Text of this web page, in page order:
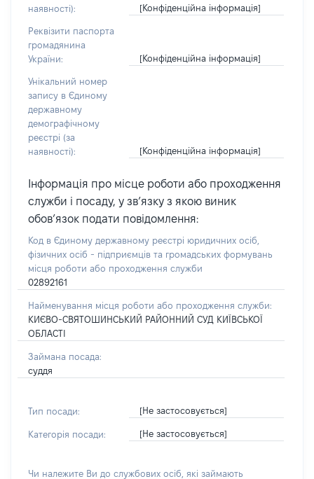
наявності):
[Конфіденційна інформація]
Реквізити паспорта
громадянина
України:
[Конфіденційна інформація]
Унікальний номер
запису в Єдиному
державному
демографічному
реєстрі (за
наявності):
[Конфіденційна інформація]
Інформація про місце роботи або проходження
служби і посаду, у зв’язку з якою виник
обов’язок подати повідомлення:
Код в Єдиному державному реєстрі юридичних осіб,
фізичних осіб - підприємців та громадських формувань
місця роботи або проходження служби
02892161
Найменування місця роботи або проходження служби:
КИЄВО-СВЯТОШИНСЬКИЙ РАЙОННИЙ СУД КИЇВСЬКОЇ
ОБЛАСТІ
Займана посада:
суддя
Тип посади: [Не застосовується]
Категорія посади: [Не застосовується]
Чи належите Ви до службових осіб, які займають